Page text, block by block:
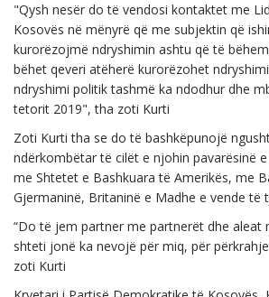
"Qysh nesër do të vendosi kontaktet me
Kosovës në mënyrë që me subjektin që
kurorëzojmë ndryshimin ashtu që të
bëhet qeveri atëherë kurorëzohet
ndryshimi politik tashmë ka ndodhur dhe
tetorit 2019", tha zoti Kurti
Zoti Kurti tha se do të bashkëpunojë
ndërkombëtar të cilët e njohin pavarësinë
me Shtetet e Bashkuara të Amerikës, me
Gjermaninë, Britaninë e Madhe e vende të
“Do të jem partner me partnerët dhe aleat
shteti jonë ka nevojë për miq, për
zoti Kurti